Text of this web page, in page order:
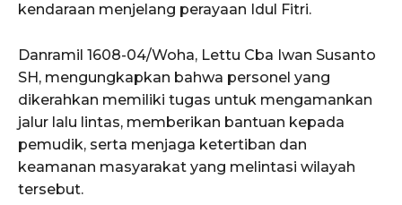
kendaraan menjelang perayaan Idul Fitri.
Danramil 1608-04/Woha, Lettu Cba Iwan Susanto
SH, mengungkapkan bahwa personel yang
dikerahkan memiliki tugas untuk mengamankan
jalur lalu lintas, memberikan bantuan kepada
pemudik, serta menjaga ketertiban dan
keamanan masyarakat yang melintasi wilayah
tersebut.